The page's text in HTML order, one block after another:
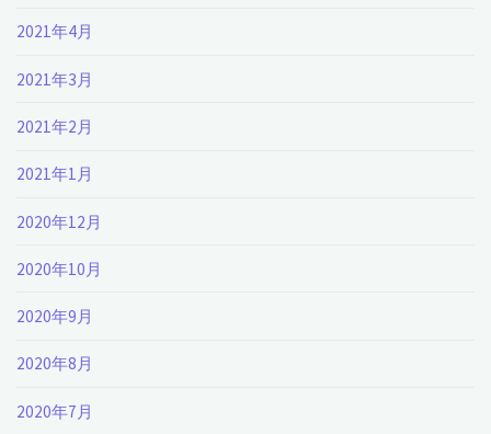
2021年4月
2021年3月
2021年2月
2021年1月
2020年12月
2020年10月
2020年9月
2020年8月
2020年7月